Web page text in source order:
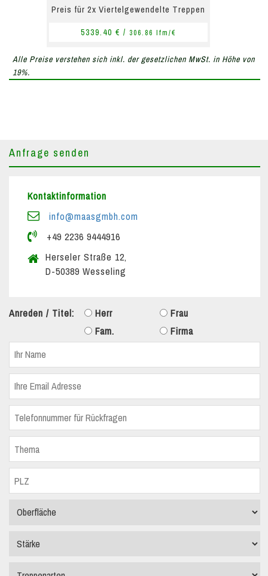
Preis für 2x Viertelgewendelte Treppen
5339.40 € / 306.86 lfm/€
Alle Preise verstehen sich inkl. der gesetzlichen MwSt. in Höhe von
19%.
Anfrage senden
Kontaktinformation
info@maasgmbh.com
+49 2236 9444916
Herseler Straße 12,
D-50389 Wesseling
Anreden / Titel: Herr
Frau
Fam.
Firma